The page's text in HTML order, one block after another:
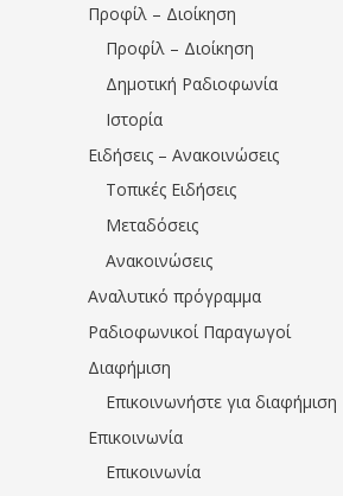
Προφίλ – Διοίκηση
Προφίλ – Διοίκηση
Δημοτική Ραδιοφωνία
Ιστορία
Ειδήσεις – Ανακοινώσεις
Τοπικές Ειδήσεις
Μεταδόσεις
Ανακοινώσεις
Αναλυτικό πρόγραμμα
Ραδιοφωνικοί Παραγωγοί
Διαφήμιση
Επικοινωνήστε για διαφήμιση
Επικοινωνία
Επικοινωνία